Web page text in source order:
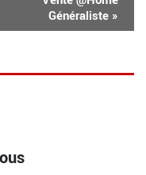
Généraliste »